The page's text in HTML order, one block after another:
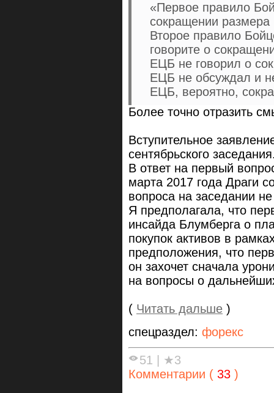
«Первое правило
сокращении
Второе правило
говорите о
ЕЦБ не говорил о
ЕЦБ не обсуждал и
ЕЦБ, вероятно,
Более точно отразить
Вступительное
сентябрьского
В ответ на первый
марта 2017 года Драги
вопроса на заседании
Я предполагала, что
инсайда Блумберга о
покупок активов в
предположения, что
он захочет сначала
на вопросы о
( Читать дальше )
спецраздел: форекс
51 | ★3
Комментарии ( 33 )